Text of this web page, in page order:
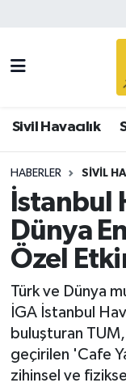
Sivil Havacılık
HABERLER SIVIL
İstanbul
Dünya
Özel
Türk ve Dünya
İGA İstanbul
buluşturan
geçirilen 'Cafe
zihinsel ve